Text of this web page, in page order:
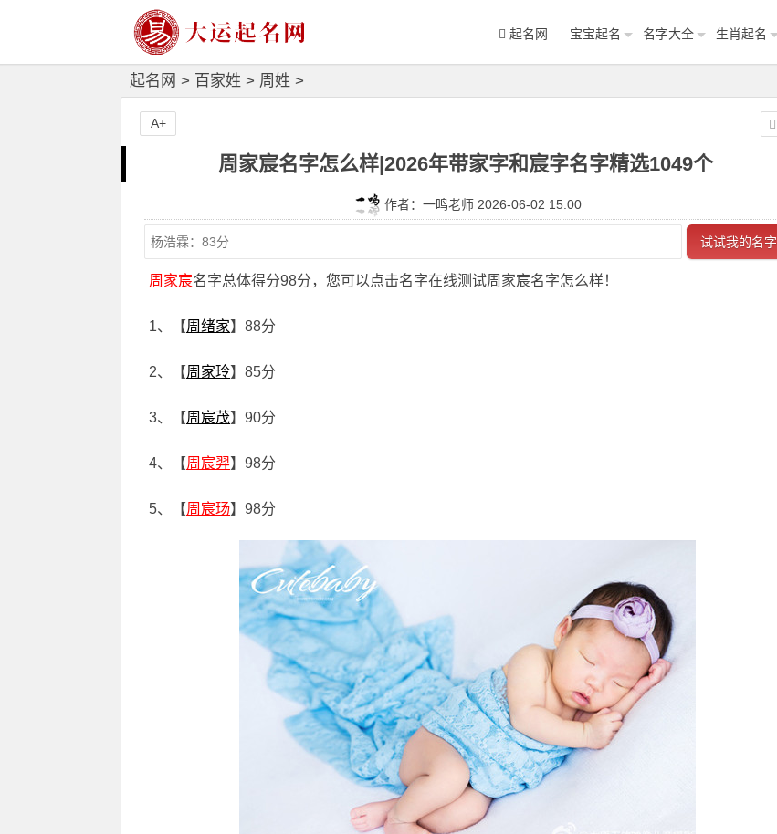
起名网 宝宝起名 名字大全 生肖起名
起名网 > 百家姓 > 周姓 >
周家宸名字怎么样|2026年带家字和宸字名字精选1049个
作者：一鸣老师 2026-06-02 15:00
试试我的名字
周家宸名字总体得分98分，您可以点击名字在线测试周家宸名字怎么样！
1、【周绪家】88分
2、【周家玲】85分
3、【周宸茂】90分
4、【周宸羿】98分
5、【周宸玚】98分
A+